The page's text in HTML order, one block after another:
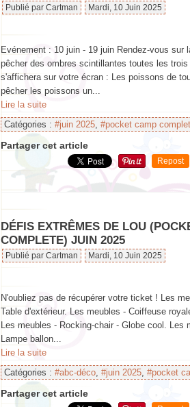
Publié par Cartman Mardi, 10 Juin 2025
Evénement : 10 juin - 19 juin Rendez-vous sur
pêcher des ombres scintillantes toutes les
s'affichera sur votre écran : Les poissons de
pêcher les poissons un...
Lire la suite
Catégories : #juin 2025, #pocket camp
Partager cet article
Repost
DÉFIS EXTRÊMES DE LOU
COMPLETE) JUIN 2025
Publié par Cartman Mardi, 10 Juin 2025
N'oubliez pas de récupérer votre ticket ! Les
Table d'extérieur. Les meubles - Coiffeuse
Les meubles - Rocking-chair - Globe cool. Les
Lampe ballon...
Lire la suite
Catégories : #abc-déco, #juin 2025, #pocket
Partager cet article